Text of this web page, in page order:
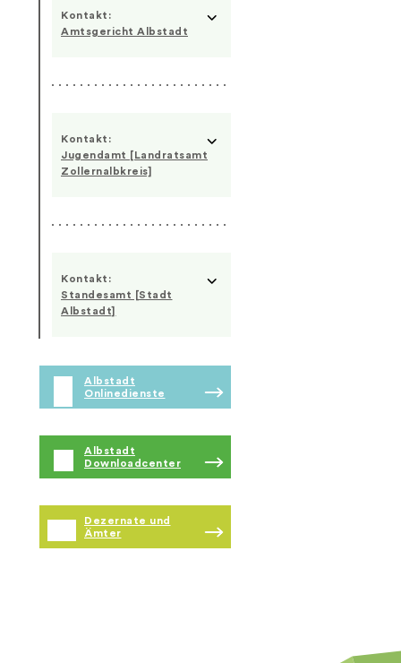
Kontakt:
Amtsgericht Albstadt
Kontakt:
Jugendamt [Landratsamt
Zollernalbkreis]
Kontakt:
Standesamt [Stadt
Albstadt]
Albstadt
Onlinedienste
Albstadt
Downloadcenter
Dezernate und
Ämter